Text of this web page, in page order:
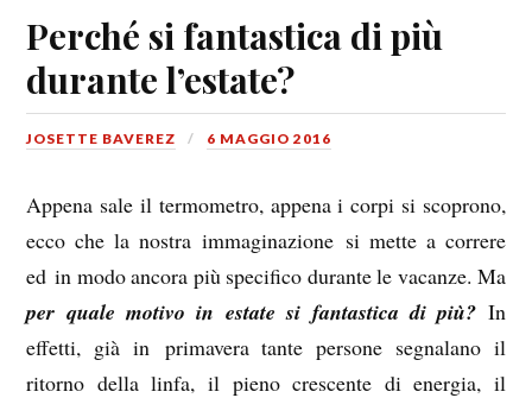
Perché si fantastica di più
durante l’estate?
JOSETTE BAVEREZ 6 MAGGIO 2016
Appena sale il termometro, appena i corpi si scoprono,
ecco che la nostra immaginazione si mette a correre
ed in modo ancora più specifico durante le vacanze. Ma
per quale motivo in estate si fantastica di più? In
effetti, già in primavera tante persone segnalano il
ritorno della linfa, il pieno crescente di energia, il